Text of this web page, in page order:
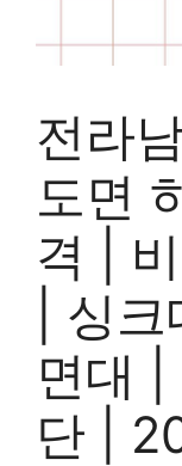
전라
도면
격 |
| 싱
면대
단 |